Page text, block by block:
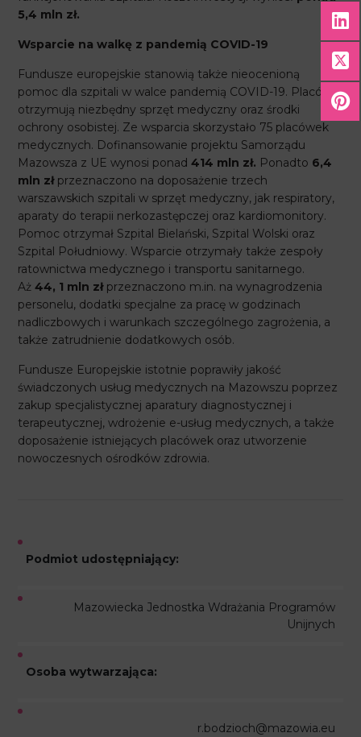
5,4 mln zł.
Wsparcie na walkę z pandemią COVID-19
Fundusze europejskie stanowią także nieocenioną
pomoc dla szpitali w walce pandemią COVID-19. Placówki
otrzymują niezbędny sprzęt medyczny oraz środki
ochrony osobistej. Ze wsparcia skorzystało 75 placówek
medycznych. Dofinansowanie projektu Samorządu
Mazowsza z UE wynosi ponad414 mln zł. Ponadto 6,4
mln zł przeznaczono na doposażenie trzech
warszawskich szpitali w sprzęt medyczny, jak respiratory,
aparaty do terapii nerkozastępczej oraz kardiomonitory.
Pomoc otrzymał Szpital Bielański, Szpital Wolski oraz
Szpital Południowy. Wsparcie otrzymały także zespoły
ratownictwa medycznego i transportu sanitarnego.
Aż44, 1 mln złprzeznaczono m.in. na wynagrodzenia
personelu, dodatki specjalne za pracę w godzinach
nadliczbowych i warunkach szczególnego zagrożenia, a
także zatrudnienie dodatkowych osób.
Fundusze Europejskie istotnie poprawiły jakość
świadczonych usług medycznych na Mazowszu poprzez
zakup specjalistycznej aparatury diagnostycznej i
terapeutycznej, wdrożenie e-usług medycznych, a także
doposażenie istniejących placówek oraz utworzenie
nowoczesnych ośrodków zdrowia.
Podmiot udostępniający:
Mazowiecka Jednostka Wdrażania Programów
Unijnych
Osoba wytwarzająca:
r.bodzioch@mazowia.eu